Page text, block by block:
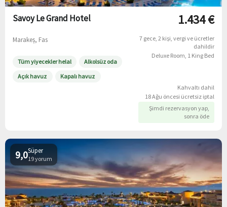
Savoy Le Grand Hotel
Marakeş, Fas
Tüm yiyecekler helal
Alkolsüz oda
Açık havuz
Kapalı havuz
1.434 €
7 gece 2 kişi vergi ve ücretler
dahildir
Deluxe Room, 1 King Bed
Kahvaltı dahil
18 Ağu öncesi ücretsiz iptal
Şimdi rezervasyon yap,
sonra öde
Süper
19 yorum
9,0